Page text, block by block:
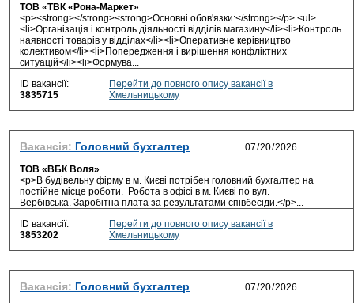
ТОВ «ТВК «Рона-Маркет»
<p><strong></strong><strong>Основні обов'язки:</strong></p> <ul>
<li>Організація і контроль діяльності відділів магазину</li><li>Контроль
наявності товарів у відділах</li><li>Оперативне керівництво
колективом</li><li>Попередження і вирішення конфліктних
ситуацій</li><li>Формува...
ID вакансії:
3835715
Перейти до повного опису вакансії в
Хмельницькому
Вакансія: Головний бухгалтер
ТОВ «ВБК Воля»
<p>В будівельну фірму в м. Києві потрібен головний бухгалтер на
постійне місце роботи. Робота в офісі в м. Києві по вул.
Вербівська. Заробітна плата за результатами співбесіди.</p>...
ID вакансії:
3853202
Перейти до повного опису вакансії в
Хмельницькому
Вакансія: Головний бухгалтер